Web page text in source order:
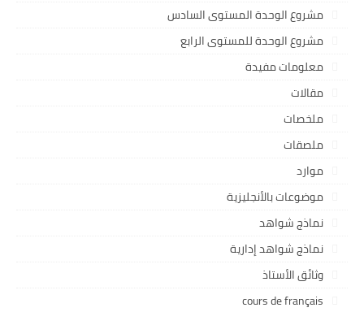
مشروع الوحدة المستوى السادس
مشروع الوحدة للمستوى الرابع
معلومات مفيدة
مقالات
ملخصات
ملصقات
موارد
موضوعات بالأنجليزية
نماذج شواهد
نماذج شواهد إدارية
وثائق الأستاذ
cours de français